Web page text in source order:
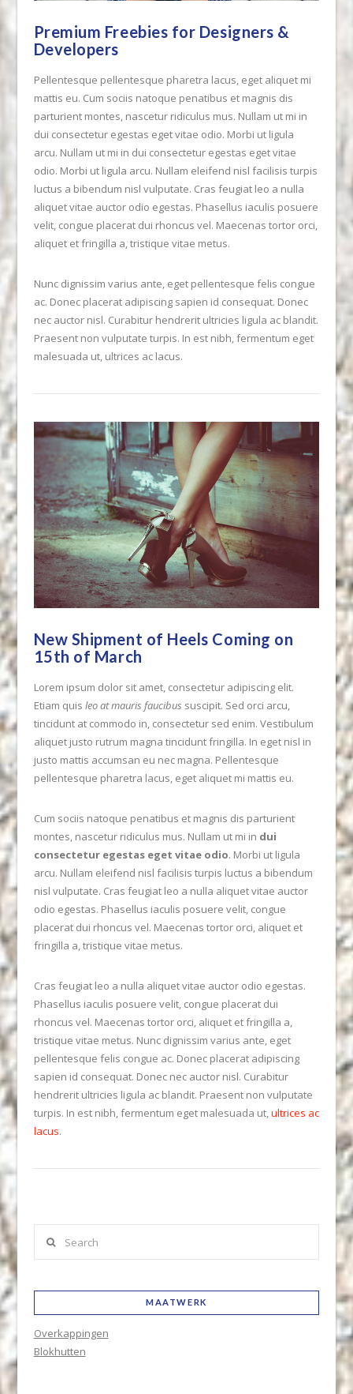
VIEW POST
Premium Freebies for Designers &
Developers
Pellentesque pellentesque pharetra lacus, eget aliquet mi
mattis eu. Cum sociis natoque penatibus et magnis dis
parturient montes, nascetur ridiculus mus. Nullam ut mi in
dui consectetur egestas eget vitae odio. Morbi ut ligula
arcu. Nullam ut mi in dui consectetur egestas eget vitae
odio. Morbi ut ligula arcu. Nullam eleifend nisl facilisis turpis
luctus a bibendum nisl vulputate. Cras feugiat leo a nulla
aliquet vitae auctor odio egestas. Phasellus iaculis posuere
velit, congue placerat dui rhoncus vel. Maecenas tortor orci,
aliquet et fringilla a, tristique vitae metus.
Nunc dignissim varius ante, eget pellentesque felis congue
ac. Donec placerat adipiscing sapien id consequat. Donec
nec auctor nisl. Curabitur hendrerit ultricies ligula ac blandit.
Praesent non vulputate turpis. In est nibh, fermentum eget
malesuada ut, ultrices ac lacus.
VIEW POST
New Shipment of Heels Coming on
15th of March
Lorem ipsum dolor sit amet, consectetur adipiscing elit.
Etiam quis leo at mauris faucibus suscipit. Sed orci arcu,
tincidunt at commodo in, consectetur sed enim. Vestibulum
aliquet justo rutrum magna tincidunt fringilla. In eget nisl in
justo mattis accumsan eu nec magna. Pellentesque
pellentesque pharetra lacus, eget aliquet mi mattis eu.
Cum sociis natoque penatibus et magnis dis parturient
montes, nascetur ridiculus mus. Nullam ut mi in dui
consectetur egestas eget vitae odio. Morbi ut ligula
arcu. Nullam eleifend nisl facilisis turpis luctus a bibendum
nisl vulputate. Cras feugiat leo a nulla aliquet vitae auctor
odio egestas. Phasellus iaculis posuere velit, congue
placerat dui rhoncus vel. Maecenas tortor orci, aliquet et
fringilla a, tristique vitae metus.
Cras feugiat leo a nulla aliquet vitae auctor odio egestas.
Phasellus iaculis posuere velit, congue placerat dui
rhoncus vel. Maecenas tortor orci, aliquet et fringilla a,
tristique vitae metus. Nunc dignissim varius ante, eget
pellentesque felis congue ac. Donec placerat adipiscing
sapien id consequat. Donec nec auctor nisl. Curabitur
hendrerit ultricies ligula ac blandit. Praesent non vulputate
turpis. In est nibh, fermentum eget malesuada ut,ultrices ac
lacus.
MAATWERK
Overkappingen
Blokhutten